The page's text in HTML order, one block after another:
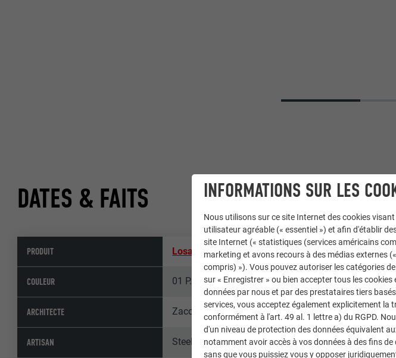
DATES & FAITS
PRODUIT Losange de toiture 29 × 29,Toiture PREFALZ
COULEUR 01 P.10 brun
ARCHITECTE Zacchiroli Architetti Associati
ARTISAN Steel Pool Cantieri SRL
INFORMATIONS SUR LES
Nous utilisons sur ce site Internet des cookies
utilisateur agréable (« essentiel ») et afin d'établir
site Internet (« statistiques (services américains
marketing et avons recours à des médias externes
compris) »). Vous pouvez autoriser les catégories
sur « Enregistrer » ou bien accepter tous les
données par nous et par des prestataires tiers
services, vous acceptez également explicitement la
conformément à l'art. 49 al. 1 lettre a) du RGPD.
d'un niveau de protection des données équivalent
notamment avoir accès à vos données à des fins
sans que vous puissiez vous y opposer